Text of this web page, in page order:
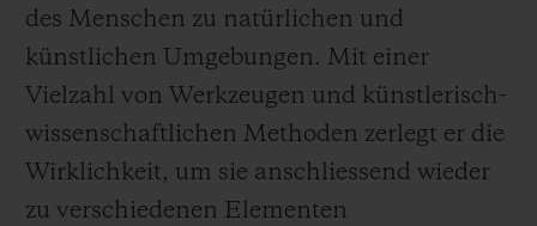
des Menschen zu natürlichen und
künstlichen Umgebungen. Mit einer
Vielzahl von Werkzeugen und künstlerisch-
wissenschaftlichen Methoden zerlegt er die
Wirklichkeit, um sie anschliessend wieder
zu verschiedenen Elementen